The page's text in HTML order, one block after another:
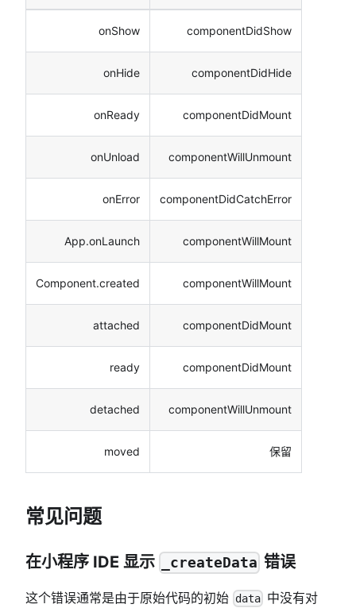
onShow componentDidShow
onHide componentDidHide
onReady componentDidMount
onUnload componentWillUnmount
onError componentDidCatchError
App.onLaunch componentWillMount
Component.created componentWillMount
attached componentDidMount
ready componentDidMount
detached componentWillUnmount
moved 保留
常见问题
在小程序 IDE 显示 _createData 错误
这个错误通常是由于原始代码的初始 data 中没有对